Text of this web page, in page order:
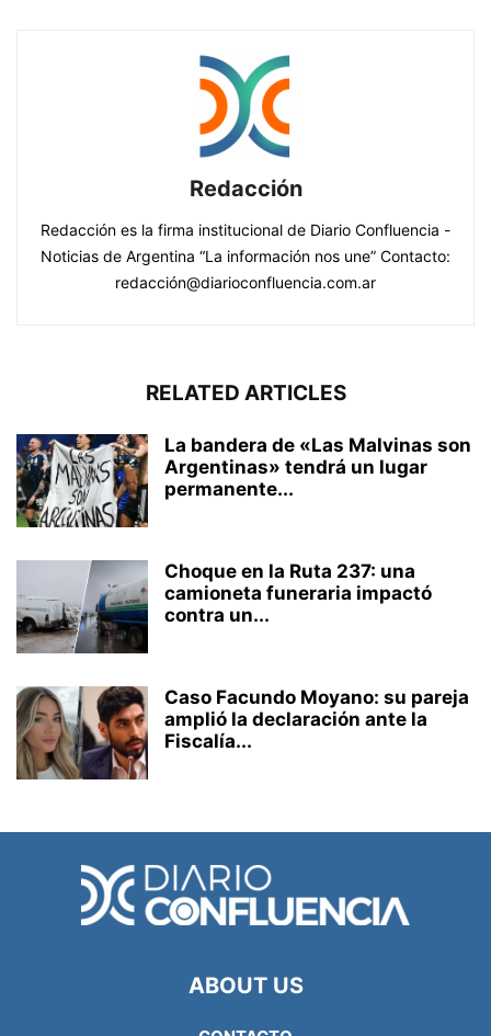
Redacción
Redacción es la firma institucional de Diario Confluencia -
Noticias de Argentina “La información nos une” Contacto:
redacción@diarioconfluencia.com.ar
RELATED ARTICLES
La bandera de «Las Malvinas son
Argentinas» tendrá un lugar
permanente...
Choque en la Ruta 237: una
camioneta funeraria impactó
contra un...
Caso Facundo Moyano: su pareja
amplió la declaración ante la
Fiscalía...
ABOUT US